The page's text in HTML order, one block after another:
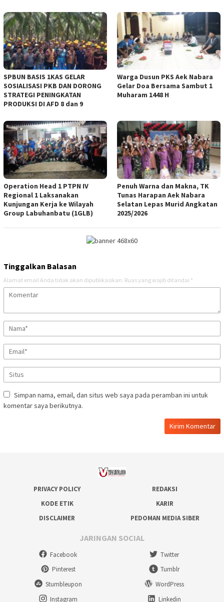
‎SPBUN BASIS 1KAS GELAR
SOSIALISASI PKB DAN DORONG
STRATEGI PENINGKATAN
PRODUKSI DI AFD 8 dan 9
‎Warga Dusun PKS Aek Nabara
Gelar Doa Bersama Sambut 1
Muharam 1448 H
Operation Head 1 PTPN IV
Regional 1 Laksanakan
Kunjungan Kerja ke Wilayah
Group Labuhanbatu (1GLB)
Penuh Warna dan Makna, TK
Tunas Harapan Aek Nabara
Selatan Lepas Murid Angkatan
2025/2026
Tinggalkan Balasan
Alamat email Anda tidak akan dipublikasikan. Ruas yang wajib ditandai *
Simpan nama, email, dan situs web saya pada peramban ini untuk
komentar saya berikutnya.
PRIVACY POLICY
REDAKSI
KODE ETIK
KARIR
DISCLAIMER
PEDOMAN MEDIA SIBER
JARINGAN SOCIAL
Facebook
Twitter
Pinterest
Tumblr
Stumbleupon
WordPress
Instagram
Linkedin